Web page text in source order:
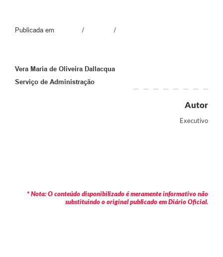
Publicada em / /
Vera Maria de Oliveira Dallacqua
Serviço de Administração
Autor
Executivo
* Nota: O conteúdo disponibilizado é meramente informativo não
substituindo o original publicado em Diário Oficial.